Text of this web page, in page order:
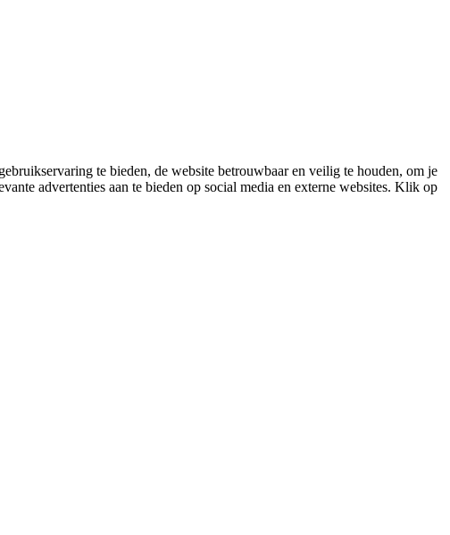
te bieden, de website betrouwbaar en veilig te houden, om je
advertenties aan te bieden op social media en externe websites. Klik op